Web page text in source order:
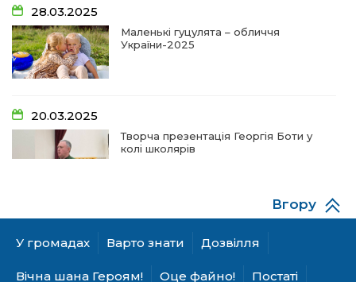
14:44
19 чер
Рік невідомості та болю:
14:33
19 чер
На освітньому горизонті
09:09 Від дитячих випробувань до фронту
09:03
11 чер
28.03.2025
Маленькі гуцулята – обличчя
України-2025
20.03.2025
Творча презентація Георгія Боти у
колі школярів
06.12.2024
А гуцулкам пасує хустка!
У громадах Варто знати Дозвілля
Вічна шана Героям! Оце файно! Постаті
Вгору